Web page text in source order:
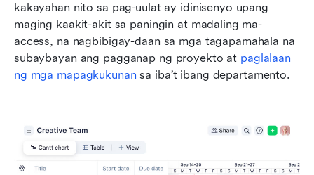
kakayahan nito sa pag-uulat ay idinisenyo upang
maging kaakit-akit sa paningin at madaling ma-
access, na nagbibigay-daan sa mga tagapamahala na
subaybayan ang pagganap ng proyekto at paglalaan
ng mga mapagkukunan sa iba’t ibang departamento.